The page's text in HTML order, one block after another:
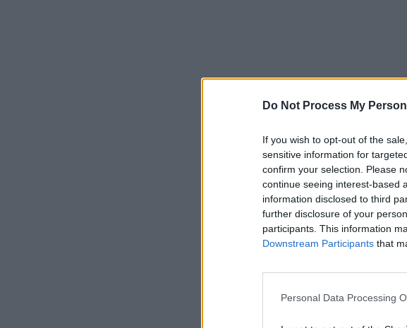
Do Not Process My
If you wish to opt-out of the
sensitive information for
confirm your selection. Please
continue seeing interest-based
information disclosed to third
further disclosure of your
participants. This information
Downstream Participants that
Personal Data Processing
ad